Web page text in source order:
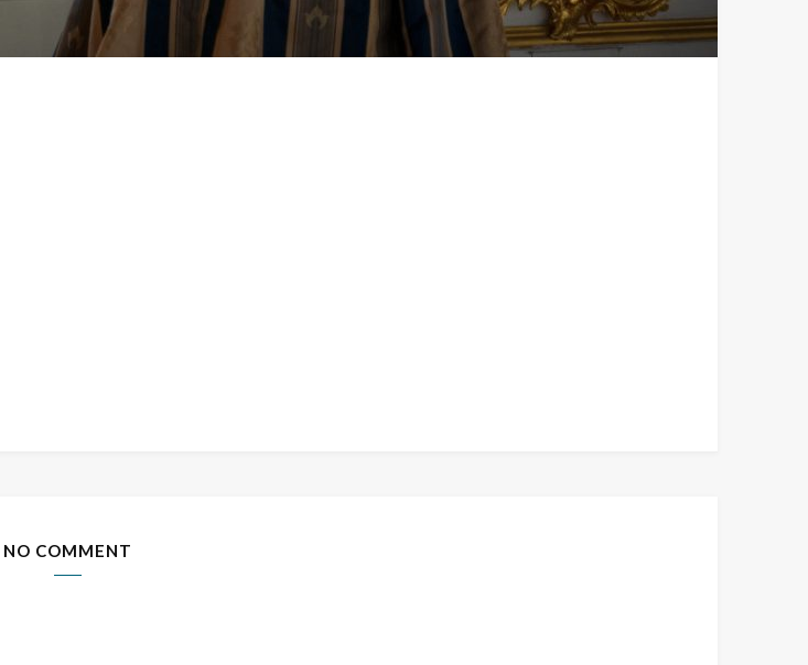
NO COMMENT